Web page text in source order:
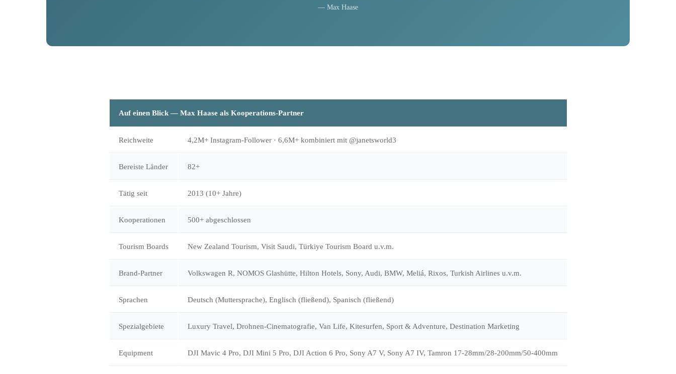
— Max Haase
Auf einen Blick — Max Haase als Kooperations-Partner
Reichweite 4,2M+ Instagram-Follower · 6,6M+ kombiniert mit @janetsworld3
Bereiste Länder 82+
Tätig seit 2013 (10+ Jahre)
Kooperationen 500+ abgeschlossen
Tourism Boards New Zealand Tourism, Visit Saudi, Türkiye Tourism Board u.v.m.
Brand-Partner Volkswagen R, NOMOS Glashütte, Hilton Hotels, Sony, Audi, BMW, Meliá, Rixos, Turkish Airlines u.v.m.
Sprachen Deutsch (Muttersprache), Englisch (fließend), Spanisch (fließend)
Spezialgebiete Luxury Travel, Drohnen-Cinematografie, Van Life, Kitesurfen, Sport & Adventure, Destination Marketing
Equipment DJI Mavic 4 Pro, DJI Mini 5 Pro, DJI Action 6 Pro, Sony A7 V, Sony A7 IV, Tamron 17-28mm/28-200mm/50-400mm